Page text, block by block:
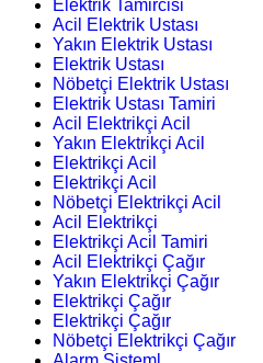
Elektrik Tamircisi
Acil Elektrik Ustası
Yakın Elektrik Ustası
Elektrik Ustası
Nöbetçi Elektrik Ustası
Elektrik Ustası Tamiri
Acil Elektrikçi Acil
Yakın Elektrikçi Acil
Elektrikçi Acil
Elektrikçi Acil
Nöbetçi Elektrikçi Acil
Acil Elektrikçi
Elektrikçi Acil Tamiri
Acil Elektrikçi Çağır
Yakın Elektrikçi Çağır
Elektrikçi Çağır
Elektrikçi Çağır
Nöbetçi Elektrikçi Çağır